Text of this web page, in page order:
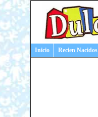
Inicio Recien Nacidos